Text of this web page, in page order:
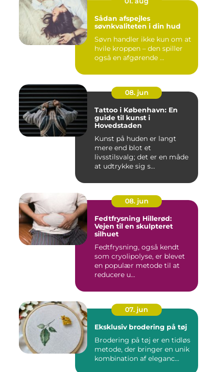
Sådan afspejles
søvnkvaliteten i din hud
Søvn handler ikke kun om at
hvile kroppen – den spiller
også en afgørende ...
08. jun
Tattoo i København: En
guide til kunst i
Hovedstaden
Kunst på huden er langt
mere end blot et
livsstilsvalg; det er en måde
at udtrykke sig s...
08. jun
Fedtfrysning Hillerød:
Vejen til en skulpteret
silhuet
Fedtfrysning, også kendt
som cryolipolyse, er blevet
en populær metode til at
reducere u...
07. jun
Eksklusiv brodering på tøj
Brodering på tøj er en tidløs
metode, der bringer en unik
kombination af eleganc...